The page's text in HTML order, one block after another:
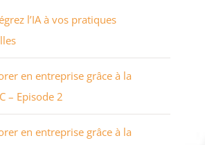
l’IA à vos pratiques
en entreprise grâce à la
– Episode 2
en entreprise grâce à la